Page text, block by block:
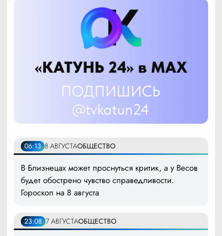
06:13 8 АВГУСТАОБЩЕСТВО
В Близнецах может проснуться критик, а у Весов
будет обострено чувство справедливости.
Гороскоп на 8 августа
23:08 7 АВГУСТАОБЩЕСТВО